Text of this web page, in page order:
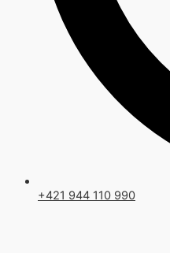
+421 944 110 990